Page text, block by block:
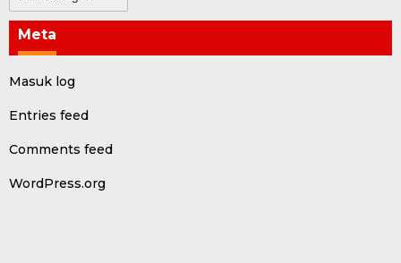
Meta
Masuk log
Entries feed
Comments feed
WordPress.org